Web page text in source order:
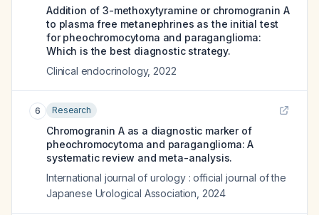
Addition of 3-methoxytyramine or chromogranin A
to plasma free metanephrines as the initial test
for pheochromocytoma and paraganglioma:
Which is the best diagnostic strategy.
Clinical endocrinology, 2022
6 Research
Chromogranin A as a diagnostic marker of
pheochromocytoma and paraganglioma: A
systematic review and meta-analysis.
International journal of urology : official journal of the
Japanese Urological Association 2024